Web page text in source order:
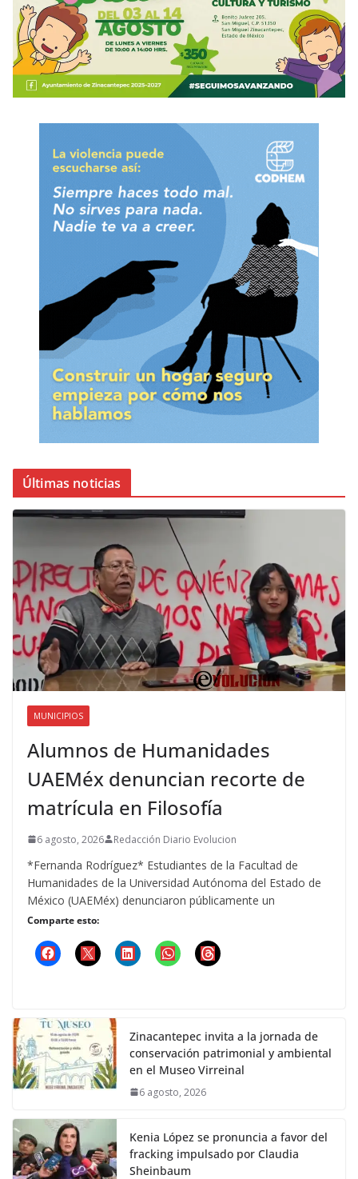
Últimas noticias
MUNICIPIOS
Alumnos de Humanidades
UAEMéx denuncian recorte de
matrícula en Filosofía
6 agosto, 2026 Redacción Diario Evolucion
*Fernanda Rodríguez* Estudiantes de la Facultad de
Humanidades de la Universidad Autónoma del Estado de
México (UAEMéx) denunciaron públicamente un
Comparte esto:
Zinacantepec invita a la jornada de
conservación patrimonial y ambiental
en el Museo Virreinal
6 agosto, 2026
Kenia López se pronuncia a favor del
fracking impulsado por Claudia
Sheinbaum